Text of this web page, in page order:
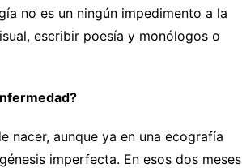
no es un ningún impedimento a la
escribir poesía y monólogos o
nacer, aunque ya en una ecografía
imperfecta. En esos dos meses